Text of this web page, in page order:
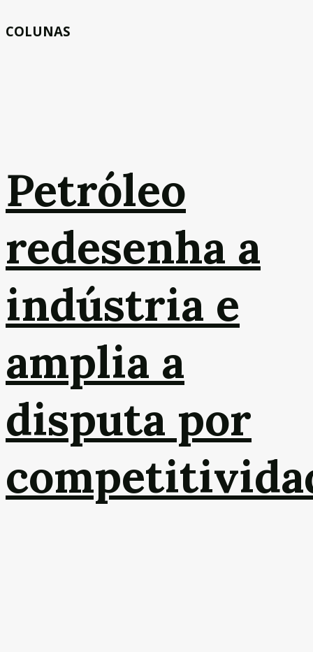
COLUNAS
Petróleo
redesenha a
indústria e
amplia a
disputa por